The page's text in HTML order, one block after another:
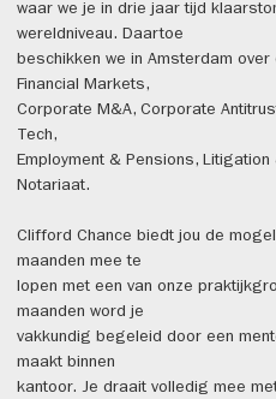
waar we je in drie jaar tijd
wereldniveau. Daartoe
beschikken we in Amsterdam
Financial Markets,
Corporate M&A, Corporate
Tech,
Employment & Pensions,
Notariaat.
Clifford Chance biedt jou de
maanden mee te
lopen met een van onze
maanden word je
vakkundig begeleid door een
maakt binnen
kantoor. Je draait volledig mee